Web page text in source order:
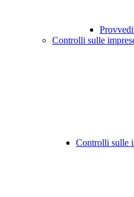
Controlli sulle
Controlli sulle